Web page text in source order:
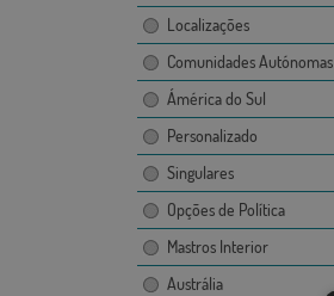
Localizações
Comunidades Autónomas
Ámérica do Sul
Personalizado
Singulares
Opções de Política
Mastros Interior
Austrália